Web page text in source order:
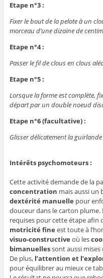
Etape n°3 :
Fixer le bout de la pelote à un
morceau d’une dizaine de
Etape n°4 :
Passer le fil de clous en clous
Etape n°5 :
Lorsque la forme est complète,
départ par un double noeud
Etape n°6 (facultative) :
Glisser délicatement la
Intérêts psychomoteurs :
Cette activité demande de la
concentration mais aussi un
dextérité manuelle pour
douceur dans le carton plume.
requises pour cette étape afin
motricité fine est toute à
visuo-constructive où les
bimanuellessont aussi mises
De plus, l’attention et
pour équilibrer au mieux ce